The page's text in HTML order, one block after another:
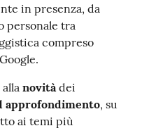
in presenza, da
personale tra
compreso
novitàdei
approfondimento, su
ai temi più